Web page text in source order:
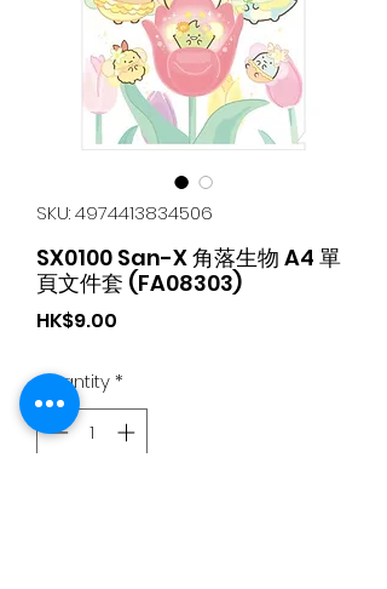
SKU: 4974413834506
SX0100 San-X 角落生物 A4 單
頁文件套 (FA08303)
HK$9.00
Quantity*